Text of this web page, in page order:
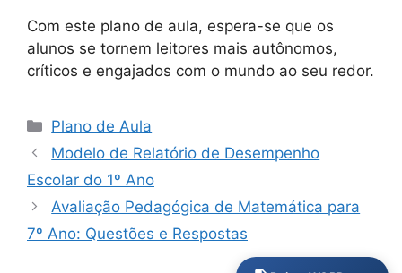
Com este plano de aula, espera-se que os
alunos se tornem leitores mais autônomos,
críticos e engajados com o mundo ao seu redor.
Categorias
Plano de Aula
Modelo de Relatório de Desempenho
Escolar do 1º Ano
Avaliação Pedagógica de Matemática para
7º Ano: Questões e Respostas